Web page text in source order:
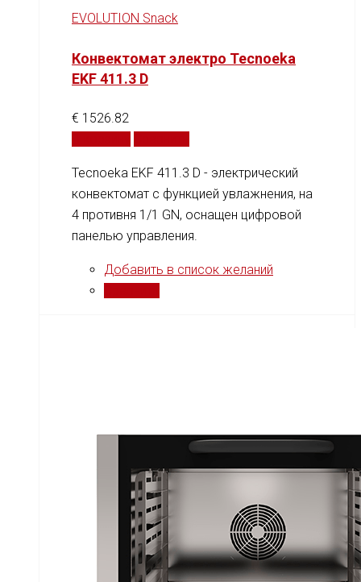
EVOLUTION Snack
Конвектомат электро Tecnoeka
EKF 411.3 D
€ 1526.82
Tecnoeka EKF 411.3 D - электрический
конвектомат с функцией увлажнения, на
4 противня 1/1 GN, оснащен цифровой
панелью управления.
Добавить в список желаний